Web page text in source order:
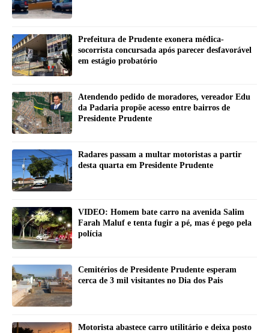
Prefeitura de Prudente exonera médica-
socorrista concursada após parecer desfavorável
em estágio probatório
Atendendo pedido de moradores, vereador Edu
da Padaria propõe acesso entre bairros de
Presidente Prudente
Radares passam a multar motoristas a partir
desta quarta em Presidente Prudente
VIDEO: Homem bate carro na avenida Salim
Farah Maluf e tenta fugir a pé, mas é pego pela
polícia
Cemitérios de Presidente Prudente esperam
cerca de 3 mil visitantes no Dia dos Pais
Motorista abastece carro utilitário e deixa posto